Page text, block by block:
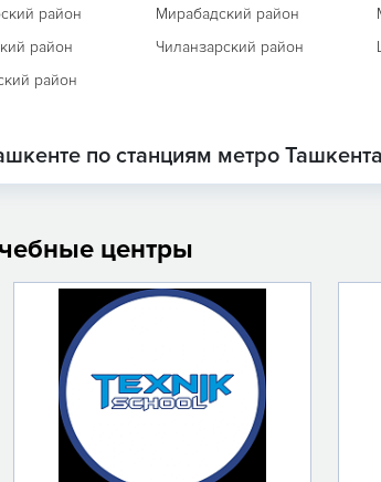
район Мирабадский район
район Чиланзарский район
район
по станциям метро Ташкента
центры